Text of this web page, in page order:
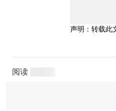
声明：转载此
阅读